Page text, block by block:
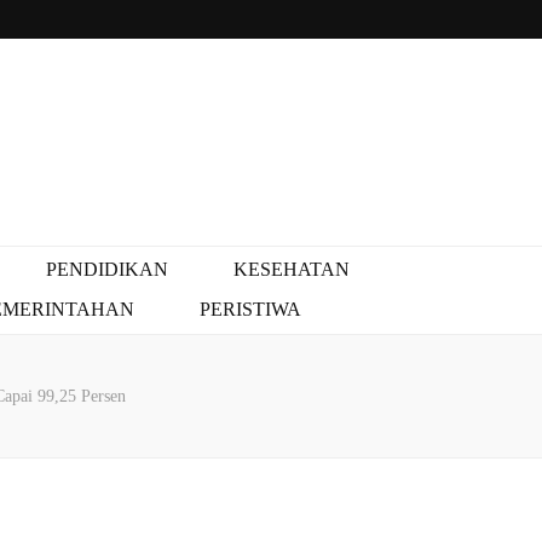
PENDIDIKAN
KESEHATAN
PERISTIWA
99,25 Persen